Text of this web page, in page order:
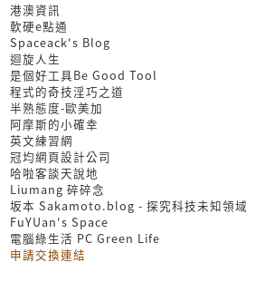
港澳資訊
軟硬e點通
Spaceack's Blog
迴旋人生
是個好工具Be Good Tool
程式的奇技淫巧之道
半熟態度-歐美加
阿摩斯的小確幸
英文練習網
冠均網頁設計公司
哈啦客談天說地
Liumang 碎碎念
坂本 Sakamoto.blog - 探究科技未知領域
FuYUan's Space
電腦綠生活 PC Green Life
申請交換連結